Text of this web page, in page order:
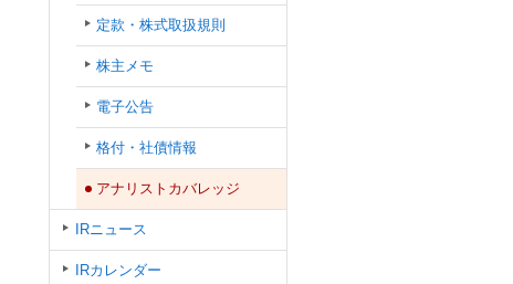
定款・株式取扱規則
株主メモ
電子公告
格付・社債情報
アナリストカバレッジ
IRニュース
IRカレンダー